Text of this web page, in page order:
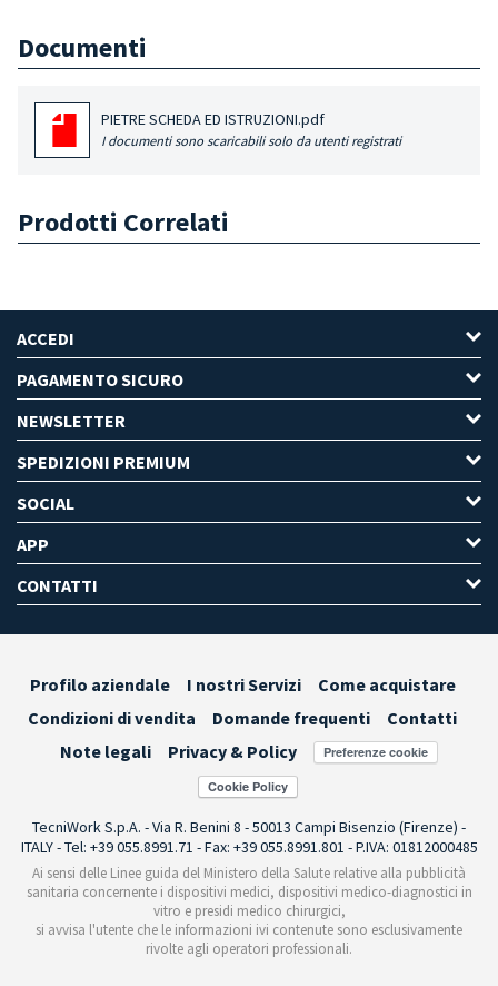
Documenti
PIETRE SCHEDA ED ISTRUZIONI.pdf
I documenti sono scaricabili solo da utenti registrati
Prodotti Correlati
ACCEDI
PAGAMENTO SICURO
NEWSLETTER
SPEDIZIONI PREMIUM
SOCIAL
APP
CONTATTI
Profilo aziendale I nostri Servizi
Come acquistare
Condizioni di vendita
Domande frequenti
Contatti
Note legali
Privacy & Policy Preferenze cookie
TecniWork S.p.A. - Via R. Benini 8 - 50013 Campi Bisenzio (Firenze) -
ITALY - Tel: +39 055.8991.71 - Fax: +39 055.8991.801 - P.IVA: 01812000485
Ai sensi delle Linee guida del Ministero della Salute relative alla pubblicità
sanitaria concernente i dispositivi medici, dispositivi medico-diagnostici in
vitro e presidi medico chirurgici,
si avvisa l'utente che le informazioni ivi contenute sono esclusivamente
rivolte agli operatori professionali.